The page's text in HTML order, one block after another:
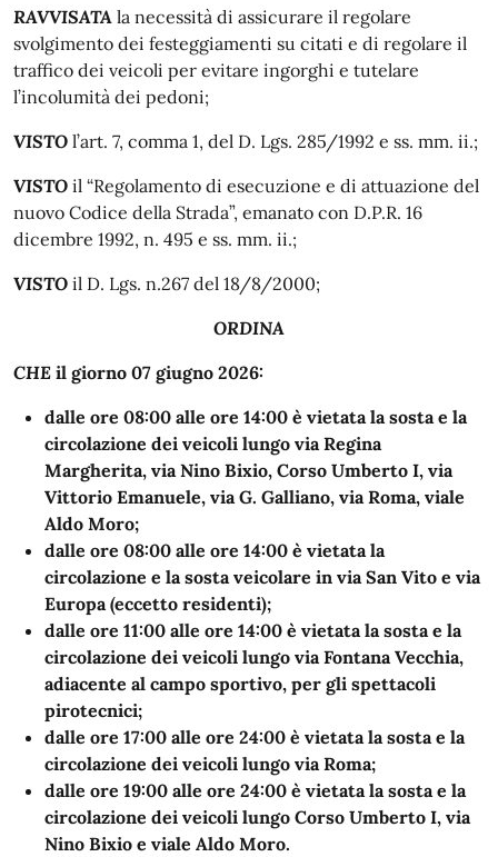
RAVVISATA la necessità di assicurare il regolare
svolgimento dei festeggiamenti su citati e di regolare il
traffico dei veicoli per evitare ingorghi e tutelare
l’incolumità dei pedoni;
VISTO l’art. 7, comma 1, del D. Lgs. 285/1992 e ss. mm. ii.;
VISTO il “Regolamento di esecuzione e di attuazione del
nuovo Codice della Strada”, emanato con D.P.R. 16
dicembre 1992, n. 495 e ss. mm. ii.;
VISTO il D. Lgs. n.267 del 18/8/2000;
ORDINA
CHE il giorno 07 giugno 2026:
dalle ore 08:00 alle ore 14:00 è vietata la sosta e la
circolazione dei veicoli lungo via Regina
Margherita, via Nino Bixio, Corso Umberto I, via
Vittorio Emanuele, via G. Galliano, via Roma, viale
Aldo Moro;
dalle ore 08:00 alle ore 14:00 è vietata la
circolazione e la sosta veicolare in via San Vito e via
Europa (eccetto residenti);
dalle ore 11:00 alle ore 14:00 è vietata la sosta e la
circolazione dei veicoli lungo via Fontana Vecchia,
adiacente al campo sportivo, per gli spettacoli
pirotecnici;
dalle ore 17:00 alle ore 24:00 è vietata la sosta e la
circolazione dei veicoli lungo via Roma;
dalle ore 19:00 alle ore 24:00 è vietata la sosta e la
circolazione dei veicoli lungo Corso Umberto I, via
Nino Bixio e viale Aldo Moro.